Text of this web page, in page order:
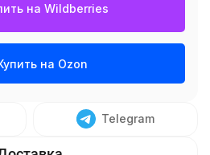
на Wildberries
на Ozon
Telegram